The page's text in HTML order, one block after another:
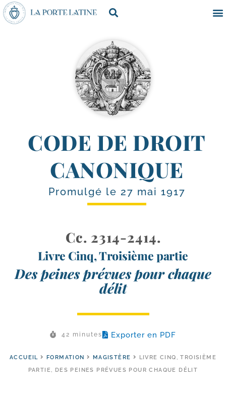
CODE DE DROIT
CANONIQUE
Promulgé le 27 mai 1917
Cc. 2314-2414.
Livre Cinq, Troisième partie
Des peines prévues pour chaque
délit
42 minutes Exporter en PDF
ACCUEIL FORMATION MAGISTÈRE
LIVRE CINQ, TROISIÈME
PARTIE, DES PEINES PRÉVUES POUR CHAQUE DÉLIT